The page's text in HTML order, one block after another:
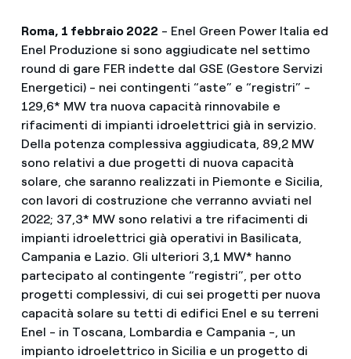
Roma, 1 febbraio 2022 - Enel Green Power Italia ed
Enel Produzione si sono aggiudicate nel settimo
round di gare FER indette dal GSE (Gestore Servizi
Energetici) - nei contingenti “aste” e “registri” -
129,6* MW tra nuova capacità rinnovabile e
rifacimenti di impianti idroelettrici già in servizio.
Della potenza complessiva aggiudicata, 89,2 MW
sono relativi a due progetti di nuova capacità
solare, che saranno realizzati in Piemonte e Sicilia,
con lavori di costruzione che verranno avviati nel
2022; 37,3* MW sono relativi a tre rifacimenti di
impianti idroelettrici già operativi in Basilicata,
Campania e Lazio. Gli ulteriori 3,1 MW* hanno
partecipato al contingente “registri”, per otto
progetti complessivi, di cui sei progetti per nuova
capacità solare su tetti di edifici Enel e su terreni
Enel - in Toscana, Lombardia e Campania -, un
impianto idroelettrico in Sicilia e un progetto di